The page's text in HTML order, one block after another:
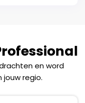
en word
jouw regio.